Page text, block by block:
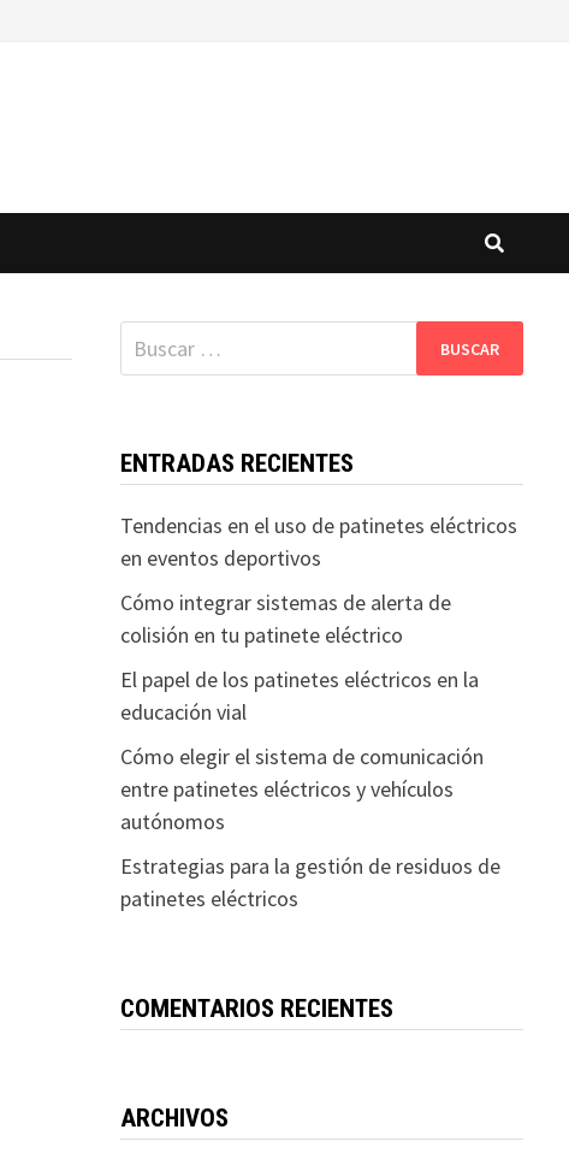
Buscar:
ENTRADAS RECIENTES
Tendencias en el uso de patinetes eléctricos
en eventos deportivos
Cómo integrar sistemas de alerta de
colisión en tu patinete eléctrico
El papel de los patinetes eléctricos en la
educación vial
Cómo elegir el sistema de comunicación
entre patinetes eléctricos y vehículos
autónomos
Estrategias para la gestión de residuos de
patinetes eléctricos
COMENTARIOS RECIENTES
ARCHIVOS